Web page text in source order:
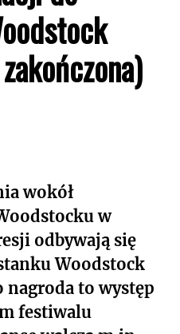
wokół
w
odbywają się
Woodstock
to występ
festiwalu